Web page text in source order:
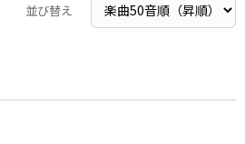
並び替え